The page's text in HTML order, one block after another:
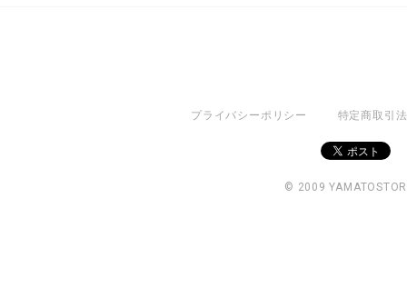
プライバシーポリシー 特定商取引
© 2009